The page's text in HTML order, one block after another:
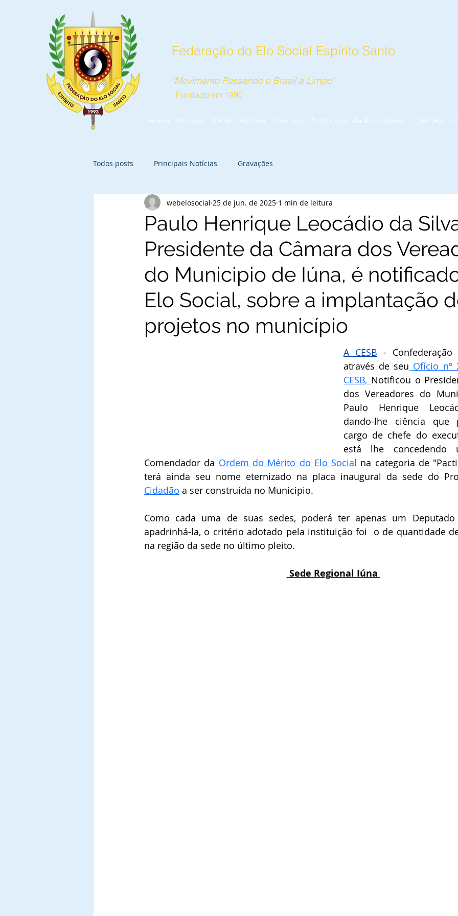
Federação do Elo Social Espírito Santo
"Movimento Passando o Brasil a Limpo"
Fundado em 1990
Home Notícias CESB História Diretoria Notificação de Autoridades CSRP-ES
Todos posts Principais Notícias Gravações
Paulo Henrique Leocádio da
Presidente da Câmara dos
do Municipio de Iúna, é
Elo Social, sobre a implantação
projetos no município
webelosocial 25 de jun. de 2025 1 min de leitura
A CESB -
através de seu Ofício nº
CESB, Notificou o
dos Vereadores do
dando-lhe ciência
cargo de chefe do
está lhe
Comendador da Ordem do Mérito do Elo Social na categoria de "
terá ainda seu nome eternizado na placa inaugural da sede do
Cidadão a ser construída no Municipio.
Como cada uma de suas sedes, poderá ter apenas um Deputado
apadrinhá-la, o critério adotado pela instituição foi  o de quantidade
na região da sede no último pleito.
Sede Regional Iúna